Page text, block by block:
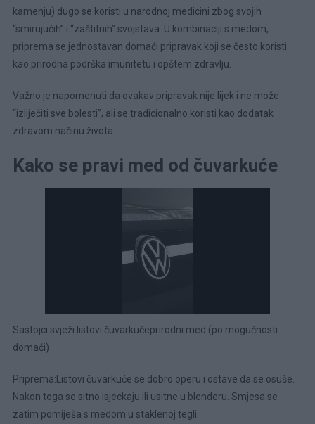
kamenju) dugo se koristi u narodnoj medicini zbog svojih
“smirujućih” i “zaštitnih” svojstava. U kombinaciji s medom,
priprema se jednostavan domaći pripravak koji se često koristi
kao prirodna podrška imunitetu i opštem zdravlju.
Važno je napomenuti da ovakav pripravak nije lijek i ne može
“izliječiti sve bolesti”, ali se tradicionalno koristi kao dodatak
zdravom načinu života.
Kako se pravi med od čuvarkuće
Sastojci:svježi listovi čuvarkućeprirodni med (po mogućnosti
domaći)
Priprema:Listovi čuvarkuće se dobro operu i ostave da se osuše.
Nakon toga se sitno isjeckaju ili usitne u blenderu. Smjesa se
zatim pomiješa s medom u staklenoj tegli.